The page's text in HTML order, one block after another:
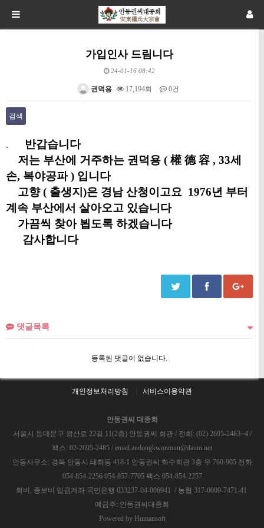
가입인사 드림니다
24-01-16 08:42
권덕용 17,194회 0건
검색
.
반갑습니다
저는 부산에 거주하는 권덕용 ( 權 德 容 , 33세
손, 복야공파 ) 입니다
고향 ( 출생지)은 경남 산청이고요 1976년 부터
계속 부산에서 살아오고 있습니다
가끔씩 찾아 뵙도록 하겠습니다
감사합니다
댓글목록
등록된 댓글이 없습니다.
개인정보처리방침 서비스이용약관
안동권씨 대종회
서울시 동대문구 왕산로 22길 11(2층) 안동권씨 회관 / 전화: (02) 2695-2483~4 /
팩스: 02-2695-2485 / email andongkwonmun@daum.net
안동사무소: 경북 안동시 태화동 418-1 안동권씨 화수회관 3층 우 760-905 전화
054-854-2256 054-857-7705 팩스 054-854-2257
회비, 종보비 입금계좌 국민은행 033237-04-006941 / 농협 317-0009-7471-41
예금주: 안동권씨대종회
Powered by Humansoft